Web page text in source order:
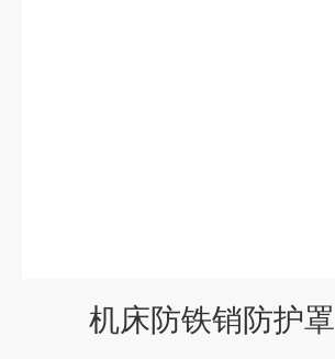
机床防铁销防护罩